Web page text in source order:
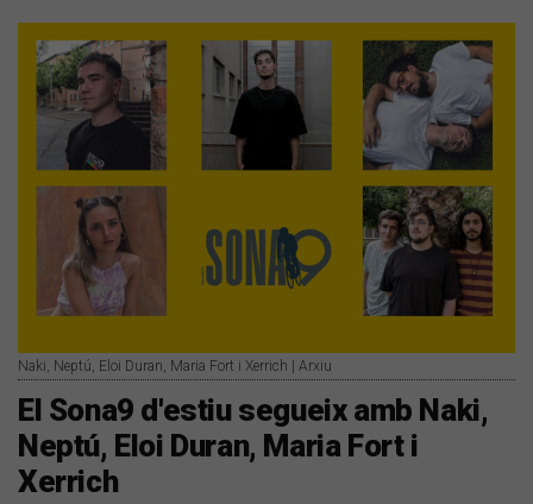
Naki, Neptú, Eloi Duran, Maria Fort i Xerrich | Arxiu
El Sona9 d'estiu segueix amb Naki,
Neptú, Eloi Duran, Maria Fort i
Xerrich